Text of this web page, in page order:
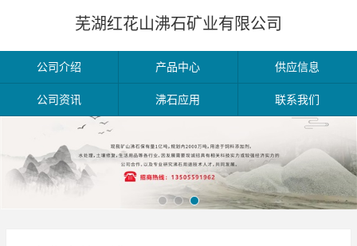
芜湖红花山沸石矿业有限公司
公司介绍 产品中心 供应信息
公司资讯 沸石应用 联系我们